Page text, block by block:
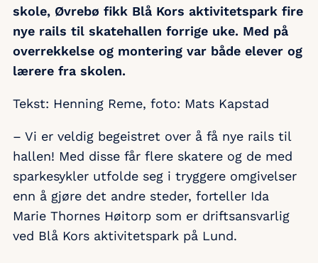
skole, Øvrebø fikk Blå Kors aktivitetspark fire
nye rails til skatehallen forrige uke. Med på
overrekkelse og montering var både elever og
lærere fra skolen.
Tekst: Henning Reme, foto: Mats Kapstad
– Vi er veldig begeistret over å få nye rails til
hallen! Med disse får flere skatere og de med
sparkesykler utfolde seg i tryggere omgivelser
enn å gjøre det andre steder, forteller Ida
Marie Thornes Høitorp som er driftsansvarlig
ved Blå Kors aktivitetspark på Lund.